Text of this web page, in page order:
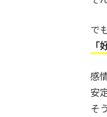
で
感
安
そ